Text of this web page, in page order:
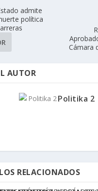
admite
política
Cámara
AUTOR
Politika 2
RELACIONADOS